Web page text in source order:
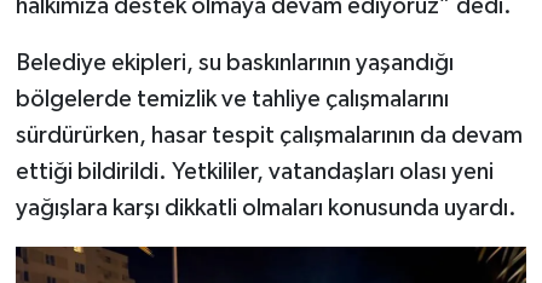
halkımıza destek olmaya devam ediyoruz” dedi.
Belediye ekipleri, su baskınlarının yaşandığı
bölgelerde temizlik ve tahliye çalışmalarını
sürdürürken, hasar tespit çalışmalarının da devam
ettiği bildirildi. Yetkililer, vatandaşları olası yeni
yağışlara karşı dikkatli olmaları konusunda uyardı.